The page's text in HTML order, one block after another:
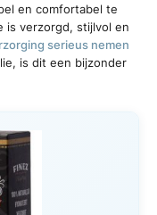
en comfortabel te
is verzorgd, stijlvol en
serieus nemen
is dit een bijzonder